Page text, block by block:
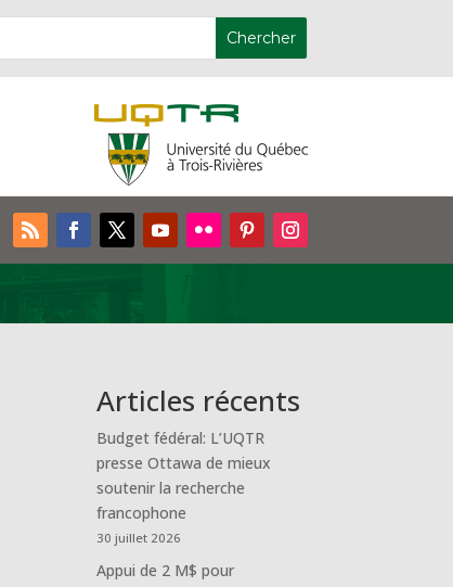
Articles récents
Budget fédéral: L’UQTR
presse Ottawa de mieux
soutenir la recherche
francophone
30 juillet 2026
Appui de 2 M$ pour